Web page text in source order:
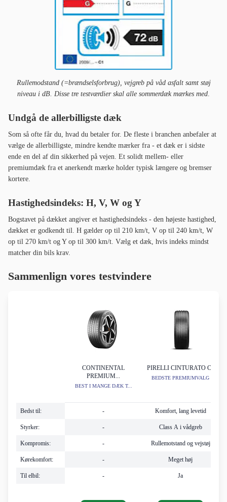
Rullemodstand (=brændselsforbrug), vejgreb på våd asfalt samt støj
niveau i dB. Disse tre testværdier skal alle sommerdæk mærkes med
Undgå de allerbilligste dæk
Som så ofte får du, hvad du betaler for. De fleste i branchen anbefaler at
vælge de allerbilligste, mindre kendte mærker fra - et dæk er i sidste
ende en del af din sikkerhed på vejen. Et solidt mellem- eller
premiumdæk fra et anerkendt mærke holder typisk længere og bremser
kortere.
Hastighedsindeks: H, V, W og Y
Bogstavet på dækket angiver et hastighedsindeks - den højeste hastighed,
dækket er godkendt til. H gælder op til 210 km/t, V op til 240 km/t, W
op til 270 km/t og Y op til 300 km/t. Vælg et dæk, hvis indeks mindst
matcher din bils krav.
Sammenlign vores testvindere
Bedst til:
Styrker:
Kompromis:
Kørekomfort:
Til elbil:
CONTINENTAL
PREMIUM...
BEST I MANGE DÆK T...
-
-
-
-
-
PIRELLI CINTURATO C3
BEDSTE PREMIUMVALG
Komfort, lang levetid
Class A i vådgreb
Rullemotstand og vejstøj
Meget høj
Ja